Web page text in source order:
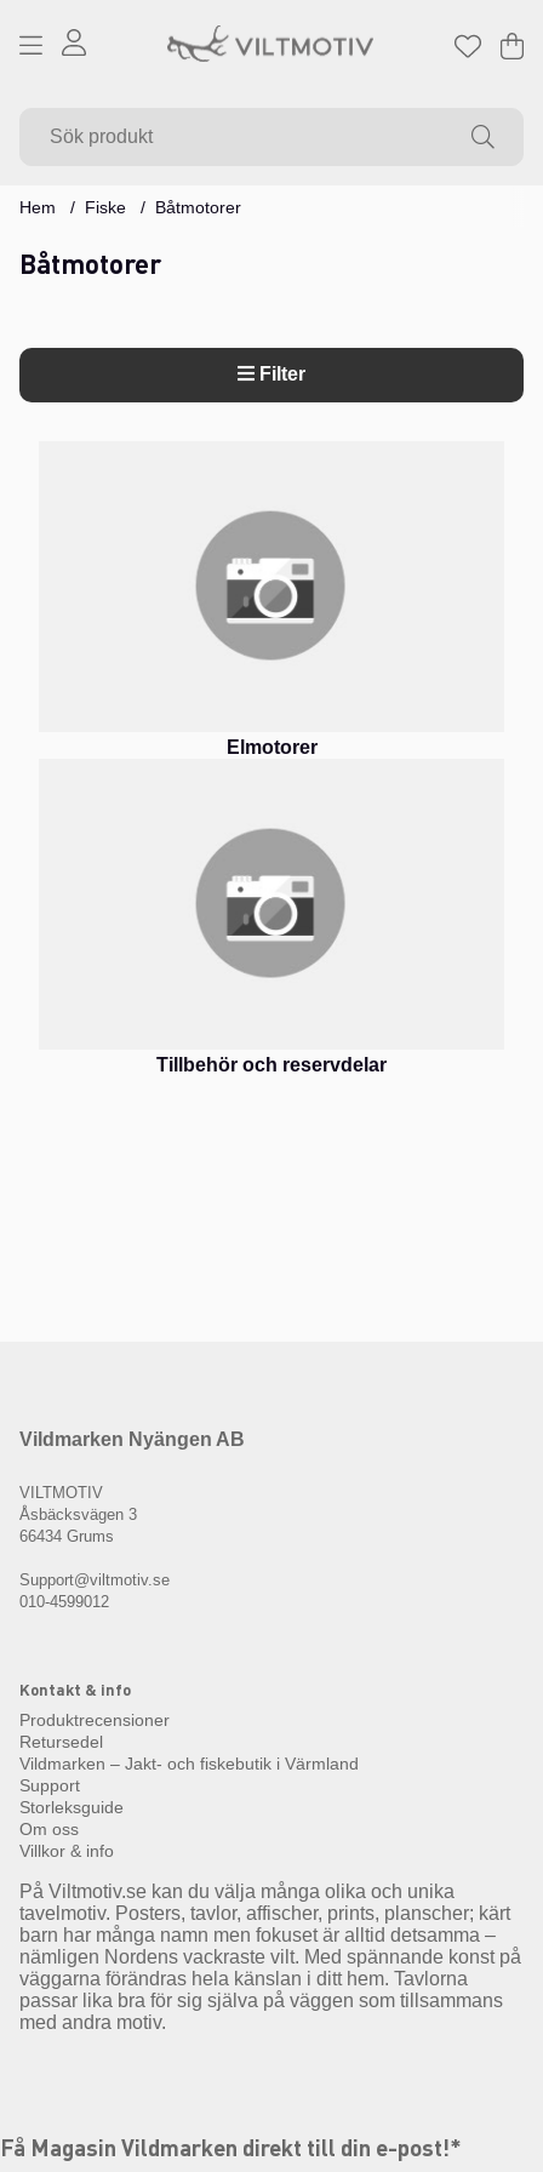
.
Hem Fiske Båtmotorer
Båtmotorer
Filter
Elmotorer
Tillbehör och reservdelar
Vildmarken Nyängen AB
VILTMOTIV
Åsbäcksvägen 3
66434 Grums
Support@viltmotiv.se
010-4599012
Kontakt & info
Produktrecensioner
Retursedel
Vildmarken – Jakt- och fiskebutik i Värmland
Support
Storleksguide
Om oss
Villkor & info
På Viltmotiv.se kan du välja många olika och unika
tavelmotiv. Posters, tavlor, affischer, prints, planscher; kärt
barn har många namn men fokuset är alltid detsamma –
nämligen Nordens vackraste vilt. Med spännande konst på
väggarna förändras hela känslan i ditt hem. Tavlorna
passar lika bra för sig själva på väggen som tillsammans
med andra motiv.
Få Magasin Vildmarken direkt till din e-post!*